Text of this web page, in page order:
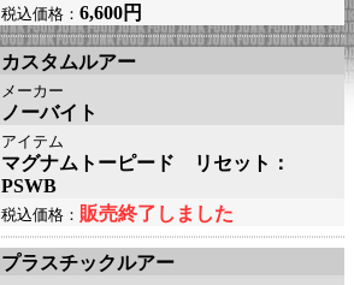
税込価格： 6,600円
カスタムルアー
メーカー
ノーバイト
アイテム
マグナムトーピード リセット：
PSWB
税込価格： 販売終了しました
プラスチックルアー